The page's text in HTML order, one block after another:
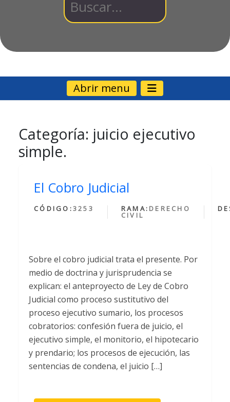
Abrir menu
Categoría: juicio ejecutivo
simple.
El Cobro Judicial
CÓDIGO:3253 RAMA: DERECHO
CIVIL
Sobre el cobro judicial trata el presente. Por
medio de doctrina y jurisprudencia se
explican: el anteproyecto de Ley de Cobro
Judicial como proceso sustitutivo del
proceso ejecutivo sumario, los procesos
cobratorios: confesión fuera de juicio, el
ejecutivo simple, el monitorio, el hipotecario
y prendario; los procesos de ejecución, las
sentencias de condena, el juicio […]